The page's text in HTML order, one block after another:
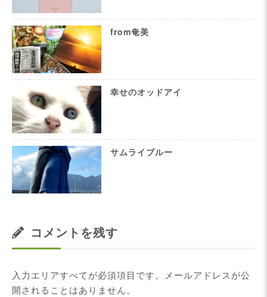
from奄美
幸せのオッドアイ
サムライブルー
コメントを残す
入力エリアすべてが必須項目です。メールアドレスが公
開されることはありません。